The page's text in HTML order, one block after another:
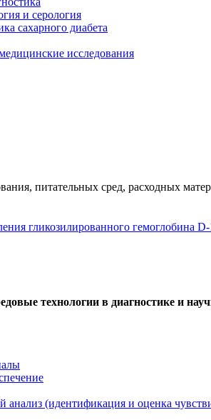
и серология
сахарного диабета
исследования
питательных сред, расходных
гликозилированного гемоглобина
технологии в диагностике и
(идентификация и оценка